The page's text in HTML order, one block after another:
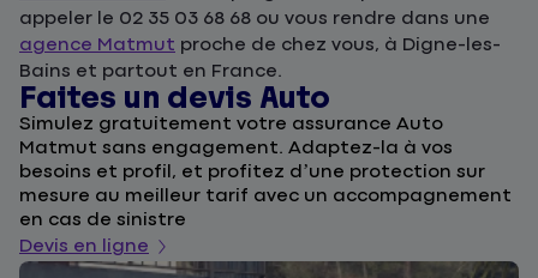
appeler le 02 35 03 68 68 ou vous rendre dans une
agence Matmut proche de chez vous, à Digne-les-
Bains et partout en France.
Faites un devis Auto
Simulez gratuitement votre assurance Auto
Matmut sans engagement. Adaptez-la à vos
besoins et profil, et profitez d’une protection sur
mesure au meilleur tarif avec un accompagnement
en cas de sinistre
Devis en ligne